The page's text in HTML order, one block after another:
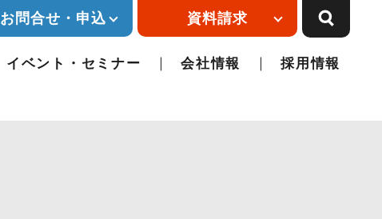
イベント・セミナー 会社情報 採用情報
お問合せ・申込 資料請求